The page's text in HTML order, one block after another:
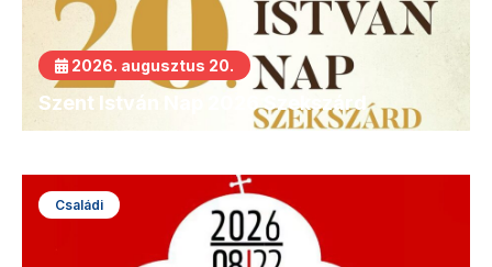
2026. augusztus 20.
Szent István Nap 2026 Szekszárd
Családi